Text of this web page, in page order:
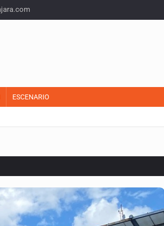
ESCENARIO